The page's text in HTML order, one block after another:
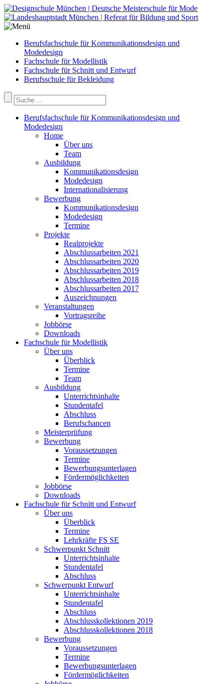
Berufsfachschule für Kommunikationsdesign und
Modedesign
Fachschule für Modellistik
Fachschule für Schnitt und Entwurf
Berufsschule für Bekleidung
Berufsfachschule für Kommunikationsdesign und
Modedesign
Home
Über uns
Team
Ausbildung
Kommunikationsdesign
Modedesign
Internationalisierung
Bewerbung
Kommunikationsdesign
Modedesign
Termine
Projekte
Realprojekte
Abschlussarbeiten 2021
Abschlussarbeiten 2020
Abschlussarbeiten 2019
Abschlussarbeiten 2018
Abschlussarbeiten 2017
Auszeichnungen
Veranstaltungen
Vortragsreihe
Jobbörse
Downloads
Fachschule für Modellistik
Über uns
Überblick
Termine
Team
Ausbildung
Unterrichtsinhalte
Stundentafel
Abschluss
Berufschancen
Meisterprüfung
Bewerbung
Voraussetzungen
Termine
Bewerbungsunterlagen
Fördermöglichkeiten
Jobbörse
Downloads
Fachschule für Schnitt und Entwurf
Über uns
Überblick
Termine
Lehrkräfte FS SE
Schwerpunkt Schnitt
Unterrichtsinhalte
Stundentafel
Abschluss
Schwerpunkt Entwurf
Unterrichtsinhalte
Stundentafel
Abschluss
Abschlusskollektionen 2019
Abschlusskollektionen 2018
Bewerbung
Voraussetzungen
Termine
Bewerbungsunterlagen
Fördermöglichkeiten